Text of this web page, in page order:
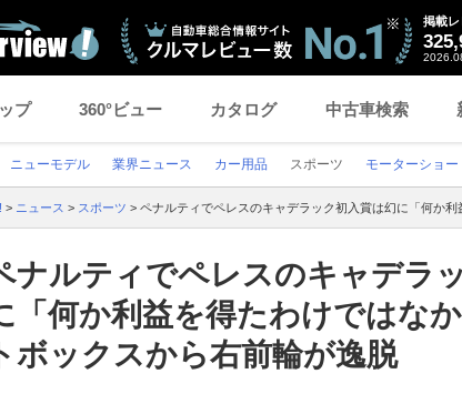
掲載
プ 360°ビュー カタログ 中古車検索
ニューモデル 業界ニュース カー用品 スポーツ モーターショー
> ニュース > スポーツ > ペナルティでペレスのキャデラック初入賞は幻に「何か
ナルティでペレスのキャデラ
「何か利益を得たわけではな
トボックスから右前輪が逸脱